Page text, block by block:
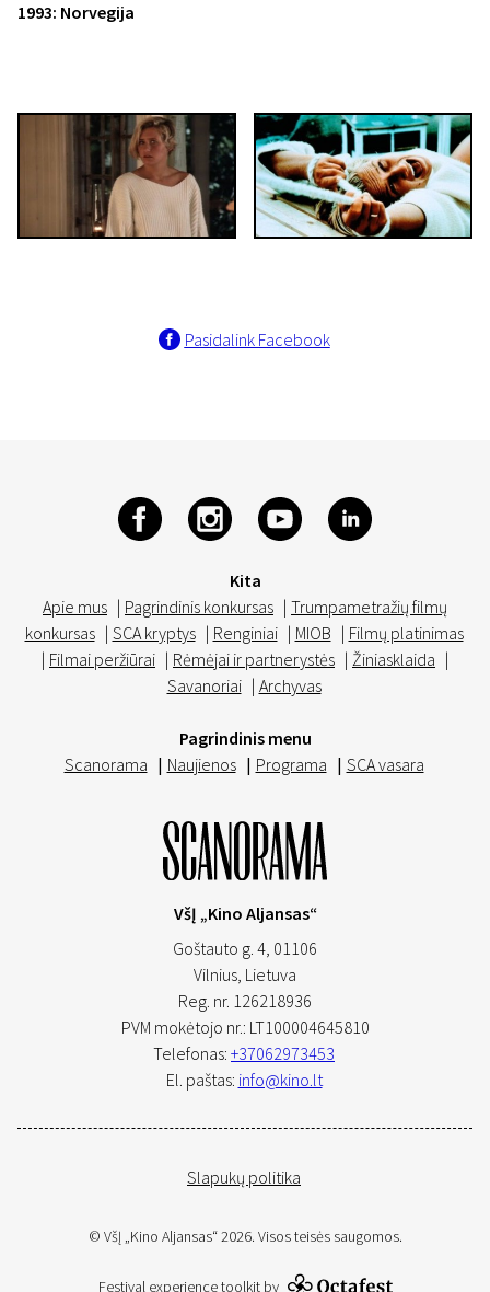
1993: Norvegija
Pasidalink Facebook
Kita
Apie mus | Pagrindinis konkursas | Trumpametražių filmų
konkursas | SCA kryptys | Renginiai | MIOB | Filmų platinimas
| Filmai peržiūrai | Rėmėjai ir partnerystės | Žiniasklaida |
Savanoriai | Archyvas
Pagrindinis menu
Scanorama | Naujienos | Programa | SCA vasara
VšĮ „Kino Aljansas“
Goštauto g. 4, 01106
Vilnius, Lietuva
Reg. nr. 126218936
PVM mokėtojo nr.: LT100004645810
Telefonas: +37062973453
El. paštas: info@kino.lt
Slapukų politika
© VšĮ „Kino Aljansas“ 2026. Visos teisės saugomos.
Festival experience toolkit by